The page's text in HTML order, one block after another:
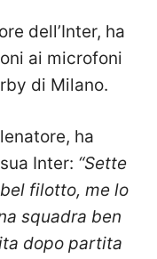
dell’Inter, ha
ai microfoni
di Milano.
ha
Inter: “Sette
filotto, me lo
squadra ben
dopo partita